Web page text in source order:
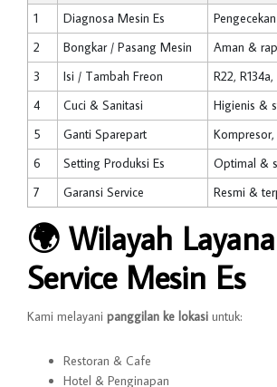
1
Diagnosa Mesin Es
2
Bongkar / Pasang Mesin
Aman &
3
Isi / Tambah Freon
R22,
4
Cuci & Sanitasi
Higienis &
5
Ganti Sparepart
6
Setting Produksi Es
Optimal &
7
Garansi Service Resmi &
🌍 Wilayah
Service Mesin Es
Kami melayani panggilan ke lokasi untuk:
Restoran & Cafe
Hotel & Penginapan